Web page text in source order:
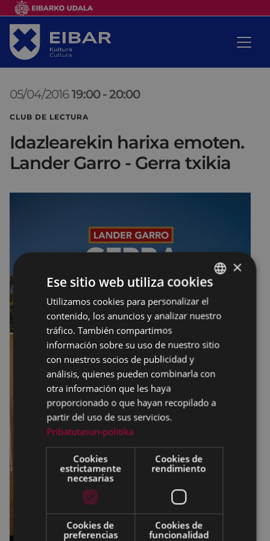
05/04/2016 19:00 -20:00
CLUB DE LECTURA
Idazlearekin harixa emoten.
Lander Garro - Gerra txikia
BASQUE
SPANISH
×
Ese sitio web utiliza cookies
Utilizamos cookies para personalizar el
contenido, los anuncios y analizar nuestro
tráfico. También compartimos
información sobre su uso de nuestro sitio
con nuestros socios de publicidad y
análisis, quienes pueden combinarla con
otra información que les haya
proporcionado o que hayan recopilado a
partir del uso de sus servicios.
Pribatutasun-politika
Cookies
estrictamente
necesarias
Cookies de
rendimiento
Cookies de
preferencias
Cookies de
funcionalidad